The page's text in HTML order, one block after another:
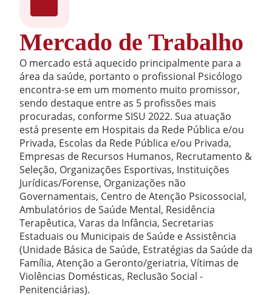
Mercado de Trabalho
O mercado está aquecido principalmente para a
área da saúde, portanto o profissional Psicólogo
encontra-se em um momento muito promissor,
sendo destaque entre as 5 profissões mais
procuradas, conforme SISU 2022. Sua atuação
está presente em Hospitais da Rede Pública e/ou
Privada, Escolas da Rede Pública e/ou Privada,
Empresas de Recursos Humanos, Recrutamento &
Seleção, Organizações Esportivas, Instituições
Jurídicas/Forense, Organizações não
Governamentais, Centro de Atenção Psicossocial,
Ambulatórios de Saúde Mental, Residência
Terapêutica, Varas da Infância, Secretarias
Estaduais ou Municipais de Saúde e Assistência
(Unidade Básica de Saúde, Estratégias da Saúde da
Família, Atenção a Geronto/geriatria, Vítimas de
Violências Domésticas, Reclusão Social -
Penitenciárias).